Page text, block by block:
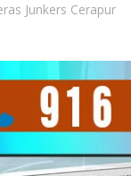
Junkers Cerapur